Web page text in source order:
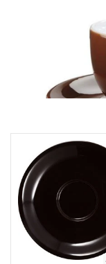
Aufsteller
Bar
Tafeln
Einrichtung
Berufsbekleidung